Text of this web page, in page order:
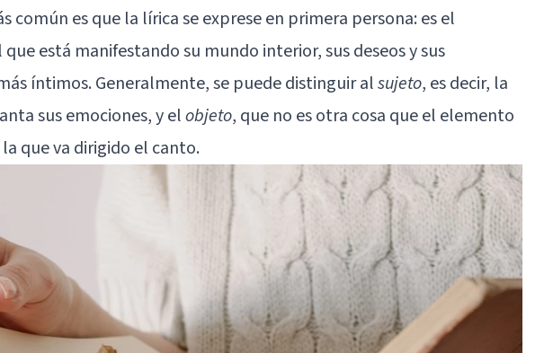
común es que la lírica se exprese en primera persona: es el
está manifestando su mundo interior, sus deseos y sus
íntimos. Generalmente, se puede distinguir alsujeto, es decir, la
sus emociones, y elobjeto, que no es otra cosa que el elemento
que va dirigido el canto.